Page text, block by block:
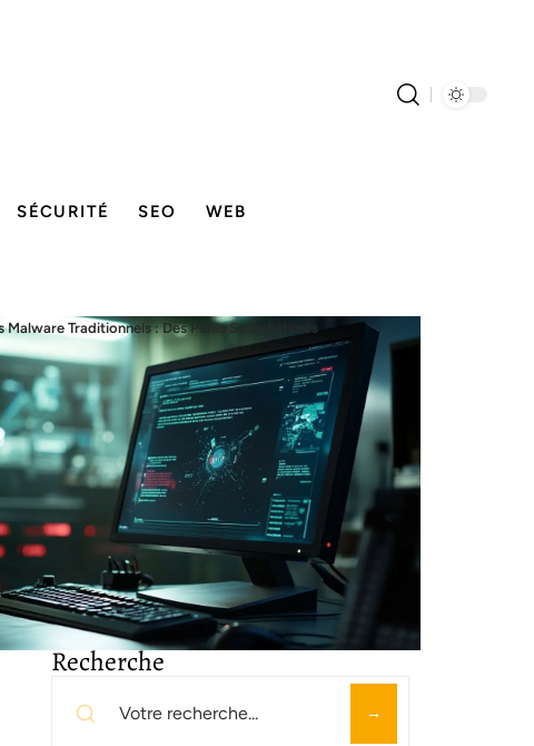
SÉCURITÉ SEO WEB
Malware Traditionnels : Des Périls Sous-Estimés
Recherche